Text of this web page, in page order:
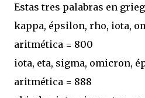
Estas tres palabras en
kappa, épsilon, rho, iota,
aritmética = 800
iota, eta, sigma, omicron,
aritmética = 888